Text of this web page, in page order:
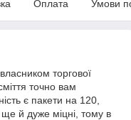
Оплата Умови
торгової
точно вам
є пакети на 120,
ще й дуже міцні, тому в